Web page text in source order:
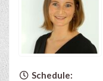
Schedule: